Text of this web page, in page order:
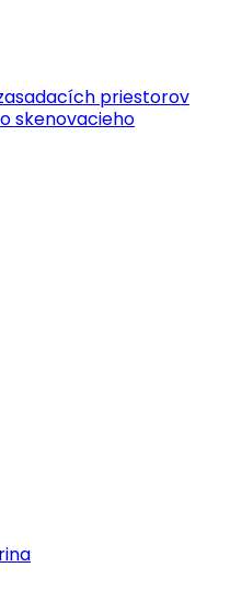
priestorov
skenovacieho